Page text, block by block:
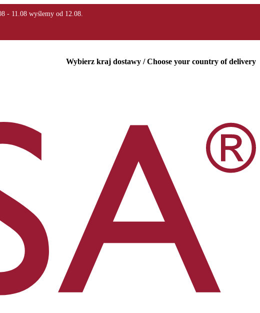
Wybierz kraj dostawy / Choose your country of delivery